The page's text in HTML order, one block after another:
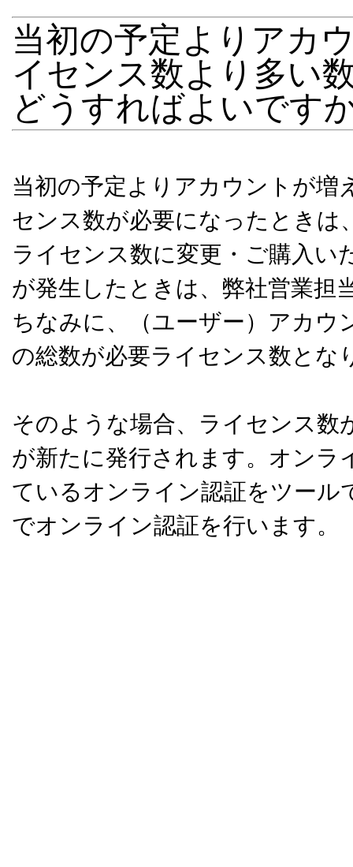
当初の予定よりアカ
イセンス数より多い
どうすればよいです
当初の予定よりアカウントが増
センス数が必要になったときは
ライセンス数に変更・ご購入
が発生したときは、弊社営業担
ちなみに、（ユーザー）アカ
の総数が必要ライセンス数とな
そのような場合、ライセンス
が新たに発行されます。オンラ
ているオンライン認証をツー
でオンライン認証を行います。